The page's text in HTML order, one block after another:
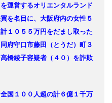
運営するオリエンタルランド
を名目に、大阪府内の女性５
１０５５万円をだまし取った
府守口市藤田（とうだ）町３
橋綾子容疑者（４０）を詐欺
国１００人超の計６億１千万